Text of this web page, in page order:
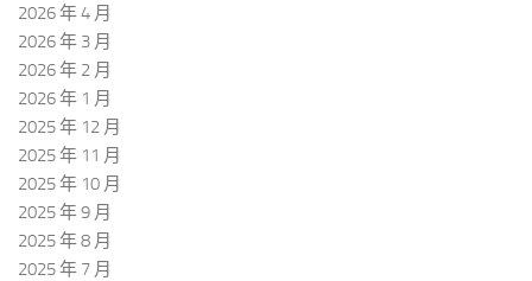
2026 年 4 月
2026 年 3 月
2026 年 2 月
2026 年 1 月
2025 年 12 月
2025 年 11 月
2025 年 10 月
2025 年 9 月
2025 年 8 月
2025 年 7 月